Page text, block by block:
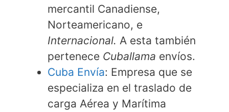
mercantil Canadiense,
Norteamericano, e
Internacional. A esta también
pertenece Cuballama envíos.
Cuba Envía: Empresa que se
especializa en el traslado de
carga Aérea y Marítima